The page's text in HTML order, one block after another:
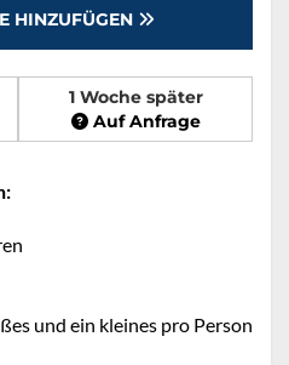
HINZUFÜGEN
1 Woche später
Auf Anfrage
und ein kleines pro Person